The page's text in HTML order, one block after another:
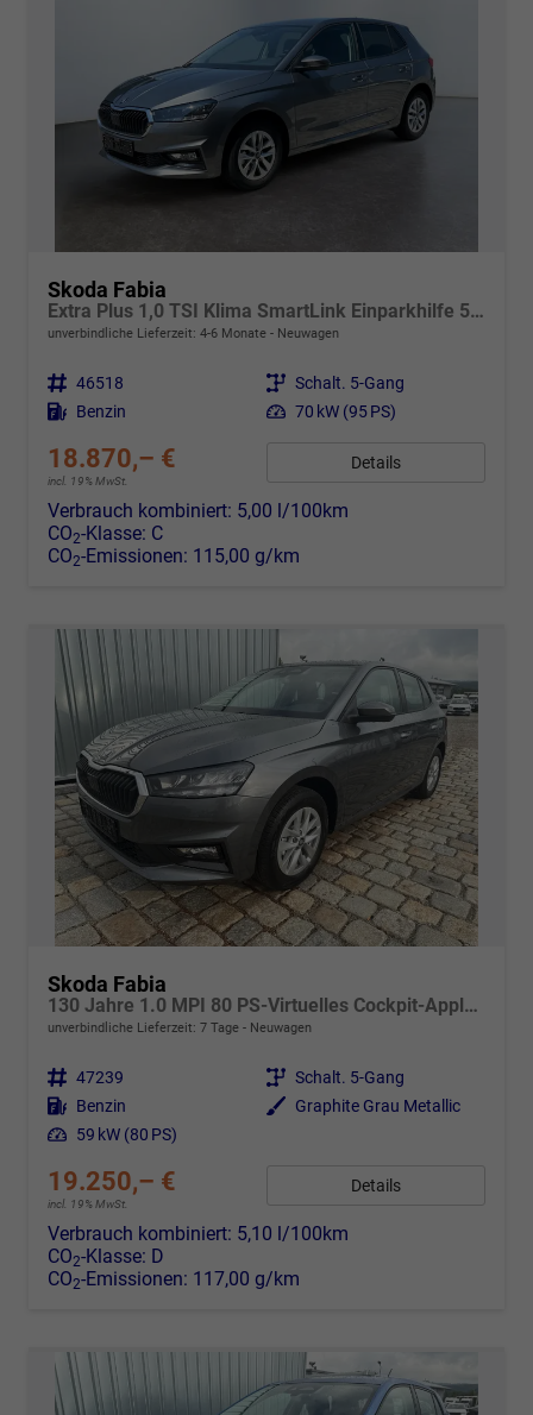
Skoda Fabia
Extra Plus 1,0 TSI Klima SmartLink Einparkhilfe 5J Garantie LED Alu Felgen Kamera Sitzheizung Bluetooth
unverbindliche Lieferzeit: 4-6 Monate Neuwagen
Fahrzeugnr. 46518 Getriebe Schalt. 5-Gang
Kraftstoff Benzin Leistung 70 kW (95 PS)
18.870,– €
incl. 19% MwSt.
Details
Verbrauch kombiniert: 5,00 l/100km
CO2-Klasse: C
CO2-Emissionen: 115,00 g/km
Skoda Fabia
130 Jahre 1.0 MPI 80 PS-Virtuelles Cockpit-AppleCarplay-Android-Auto-LED-Klima-Tempomat-Rückfahrkamera-DAB-SHZ-15" Alu-sofort
unverbindliche Lieferzeit: 7 Tage Neuwagen
Fahrzeugnr. 47239 Getriebe Schalt. 5-Gang
Kraftstoff Benzin Außenfarbe
Graphite Grau Metallic
Leistung 59 kW (80 PS)
19.250,– €
incl. 19% MwSt.
Details
Verbrauch kombiniert: 5,10 l/100km
CO2-Klasse: D
CO2-Emissionen: 117,00 g/km